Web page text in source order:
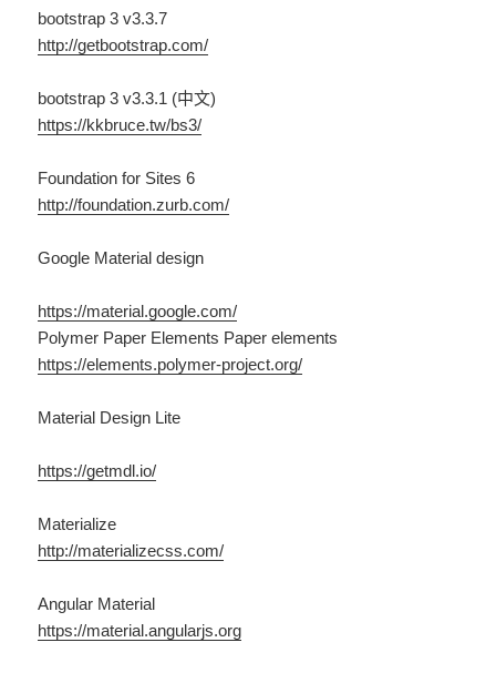
bootstrap 3 v3.3.7
http://getbootstrap.com/
bootstrap 3 v3.3.1 (中文)
https://kkbruce.tw/bs3/
Foundation for Sites 6
http://foundation.zurb.com/
Google Material design
https://material.google.com/
Polymer Paper Elements Paper elements
https://elements.polymer-project.org/
Material Design Lite
https://getmdl.io/
Materialize
http://materializecss.com/
Angular Material
https://material.angularjs.org